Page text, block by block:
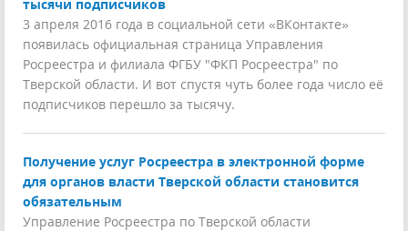
тысячи подписчиков
3 апреля 2016 года в социальной сети «ВКонтакте»
появилась официальная страница Управления
Росреестра и филиала ФГБУ "ФКП Росреестра" по
Тверской области. И вот спустя чуть более года число её
подписчиков перешло за тысячу.
Получение услуг Росреестра в электронной форме
для органов власти Тверской области становится
обязательным
Управление Росреестра по Тверской области